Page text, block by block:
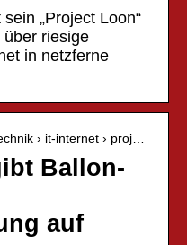
„Project Loon“
riesige
in netzferne
› it-internet › proj…
Ballon-
auf